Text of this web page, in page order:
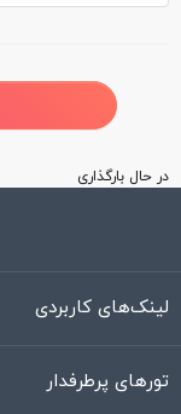
در حال بارگذاری
لینک‌های کاربردی
تورهای پرطرفدار